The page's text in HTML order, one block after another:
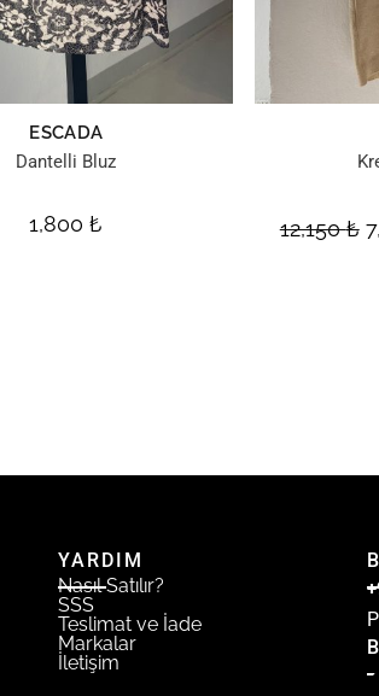
ESCADA
Dantelli Bluz
1,800₺ 12,150₺
YARDIM
Nasıl Satılır?
SSS
Teslimat ve İade
Markalar
İletişim